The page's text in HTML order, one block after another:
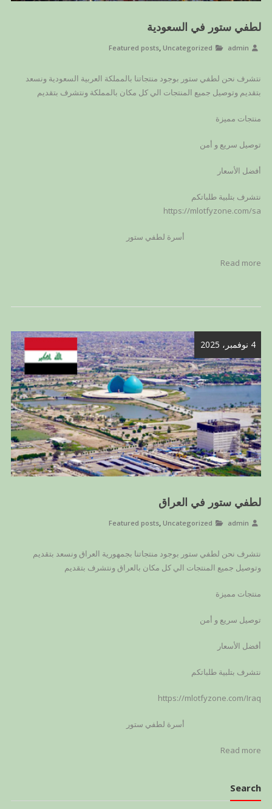
لطفي ستور في السعودية
admin
Featured posts, Uncategorized
نتشرف نحن لطفي ستور بوجود منتجاتنا بالمملكة العربية السعودية ونسعد
بتقديم وتوصيل جميع المنتجات الي كل مكان بالمملكة ونتشرف بتقديم
منتجات مميزة
توصيل سريع و أمن
أفضل الأسعار
نتشرف بتلبية طلباتكم
https://mlotfyzone.com/sa
أسرة لطفي ستور
Read more
4 نوفمبر، 2025
لطفي ستور في العراق
admin
Featured posts, Uncategorized
نتشرف نحن لطفي ستور بوجود منتجاتنا بجمهورية العراق ونسعد بتقديم
وتوصيل جميع المنتجات الي كل مكان بالعراق ونتشرف بتقديم
منتجات مميزة
توصيل سريع و أمن
أفضل الأسعار
نتشرف بتلبية طلباتكم
https://mlotfyzone.com/Iraq
أسرة لطفي ستور
Read more
Search